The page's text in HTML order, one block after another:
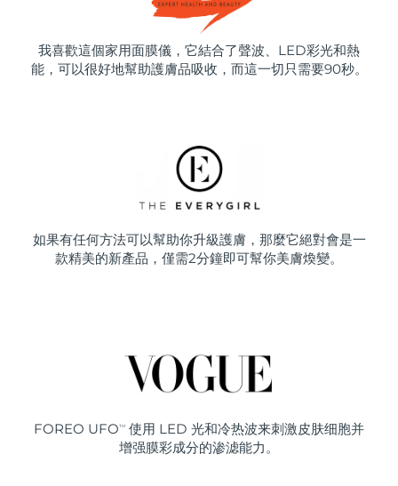
我喜歡這個家用面膜儀，它結合了聲波、LED彩光和熱
能，可以很好地幫助護膚品吸收，而這一切只需要90秒。
如果有任何方法可以幫助你升級護膚，那麼它絕對會是一
款精美的新產品，僅需2分鐘即可幫你美膚煥變。
FOREO UFO TM
使用 LED 光和冷热波来刺激皮肤细胞并
增强膜彩成分的渗滤能力。